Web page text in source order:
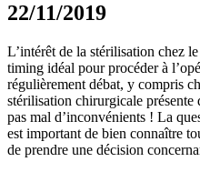
22/11/2019
L’intérêt de la stérilisation chez
timing idéal pour procéder à
régulièrement débat, y compris
stérilisation chirurgicale présente
pas mal d’inconvénients ! La
est important de bien connaître
de prendre une décision